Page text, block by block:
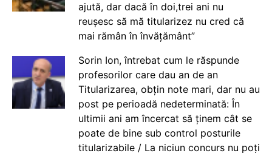
ajută, dar dacă în doi,trei ani nu
reușesc să mă titularizez nu cred că
mai rămân în învățământ”
Sorin Ion, întrebat cum le răspunde
profesorilor care dau an de an
Titularizarea, obțin note mari, dar nu au
post pe perioadă nedeterminată: În
ultimii ani am încercat să ținem cât se
poate de bine sub control posturile
titularizabile / La niciun concurs nu poți